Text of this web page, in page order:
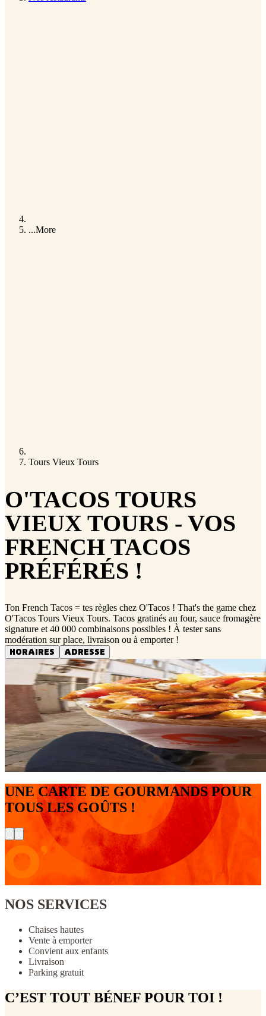
...More
Tours Vieux Tours
O'TACOS TOURS
VIEUX TOURS - VOS
FRENCH TACOS
PRÉFÉRÉS !
Ton French Tacos = tes règles chez O'Tacos ! That's the game chez
O'Tacos Tours Vieux Tours. Tacos gratinés au four, sauce fromagère
signature et 40 000 combinaisons possibles ! À tester sans
modération sur place, livraison ou à emporter !
HORAIRES
ADRESSE
UNE CARTE DE GOURMANDS POUR
TOUS LES GOÛTS !
NOS SERVICES
Chaises hautes
Vente à emporter
Convient aux enfants
Livraison
Parking gratuit
C’EST TOUT BÉNEF POUR TOI !